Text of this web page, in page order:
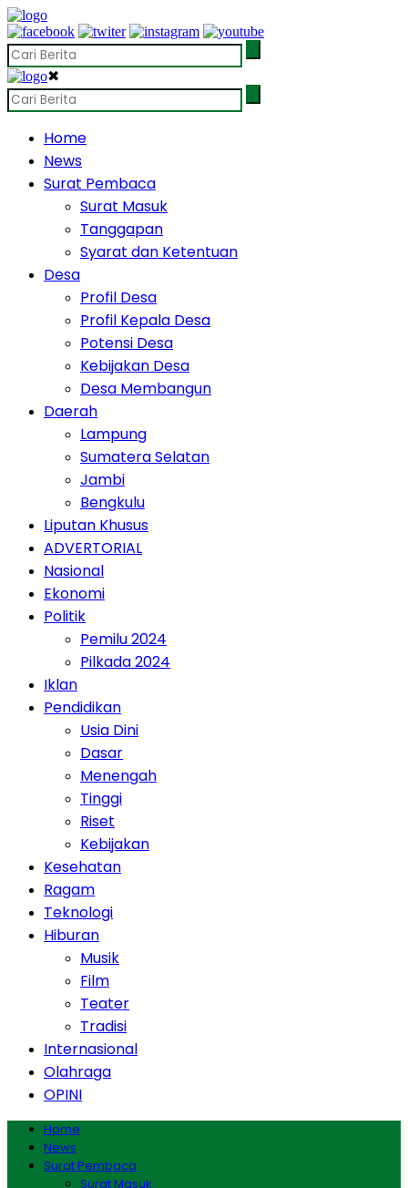
✖
Home
News
Surat Pembaca
Surat Masuk
Tanggapan
Syarat dan Ketentuan
Desa
Profil Desa
Profil Kepala Desa
Potensi Desa
Kebijakan Desa
Desa Membangun
Daerah
Lampung
Sumatera Selatan
Jambi
Bengkulu
Liputan Khusus
ADVERTORIAL
Nasional
Ekonomi
Politik
Pemilu 2024
Pilkada 2024
Iklan
Pendidikan
Usia Dini
Dasar
Menengah
Tinggi
Riset
Kebijakan
Kesehatan
Ragam
Teknologi
Hiburan
Musik
Film
Teater
Tradisi
Internasional
Olahraga
OPINI
Home
News
Surat Pembaca
Surat Masuk